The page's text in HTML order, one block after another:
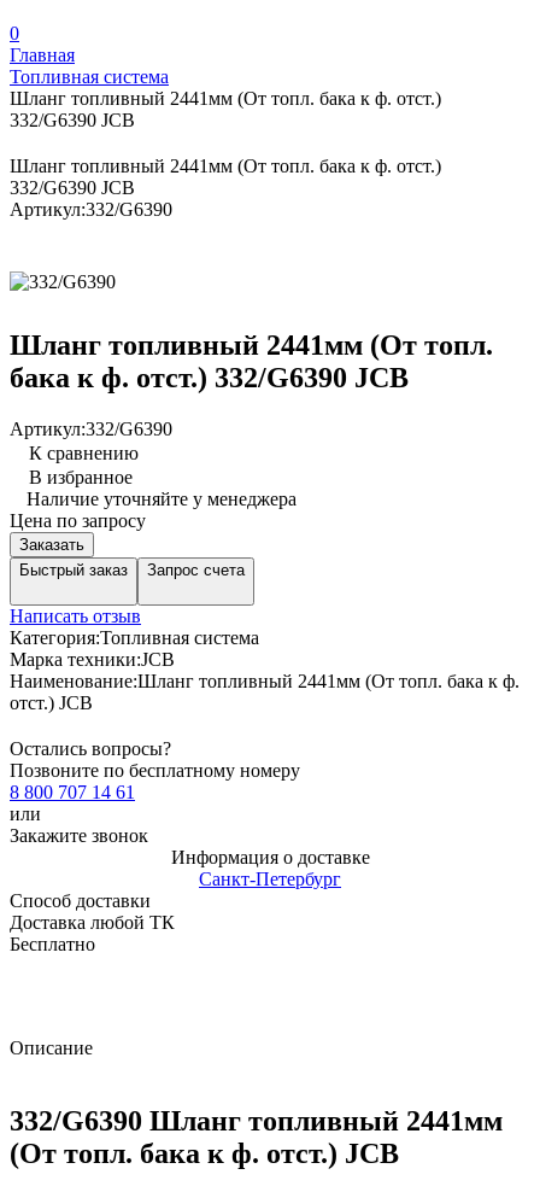
0
Главная
Топливная система
Шланг топливный 2441мм (От топл. бака к ф. отст.)
332/G6390 JCB
Шланг топливный 2441мм (От топл. бака к ф. отст.)
332/G6390 JCB
Артикул:332/G6390
Шланг топливный 2441мм (От топл.
бака к ф. отст.) 332/G6390 JCB
Артикул:332/G6390
К сравнению
В избранное
Наличие уточняйте у менеджера
Цена по запросу
Заказать
Быстрый заказ
Запрос счета
Написать отзыв
Категория:Топливная система
Марка техники:JCB
Наименование:Шланг топливный 2441мм (От топл. бака к ф.
отст.) JCB
Остались вопросы?
Позвоните по бесплатному номеру
8 800 707 14 61
или
Закажите звонок
Информация о доставке
Санкт-Петербург
Способ доставки
Доставка любой ТК
Бесплатно
Описание
332/G6390 Шланг топливный 2441мм
(От топл. бака к ф. отст.) JCB